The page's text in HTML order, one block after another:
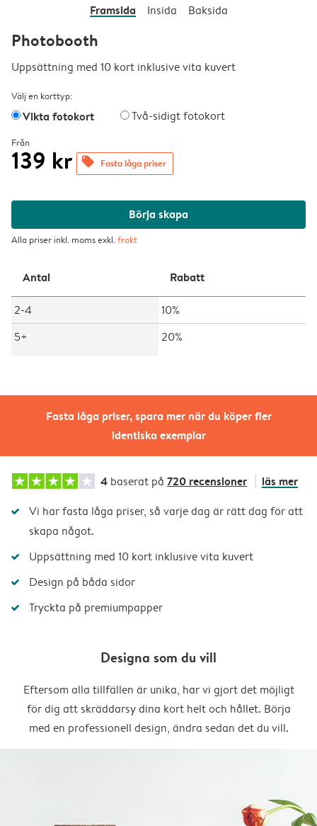
Fasta låga priser, spara mer när du köper fler
identiska exemplar
Framsida Insida Baksida
Photobooth
Uppsättning med 10 kort inklusive vita kuvert
Välj en korttyp:
Vikta fotokort Två-sidigt fotokort
Från
139 kr offers Fasta låga priser
Börja skapa
Alla priser inkl. moms exkl.frakt
Antal Rabatt
2-4
10%
5+
20%
4 baserat på 720 recensioner läs mer
Vi har fasta låga priser, så varje dag är rätt dag för att
skapa något.
Uppsättning med 10 kort inklusive vita kuvert
Design på båda sidor
Tryckta på premiumpapper
Designa som du vill
Eftersom alla tillfällen är unika, har vi gjort det möjligt
för dig att skräddarsy dina kort helt och hållet. Börja
med en professionell design, ändra sedan det du vill.